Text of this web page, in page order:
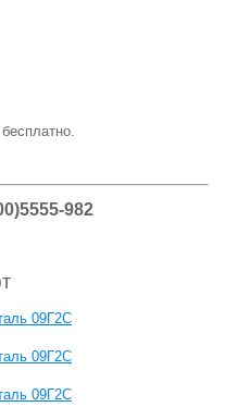
982
09Г2С
09Г2С
09Г2С